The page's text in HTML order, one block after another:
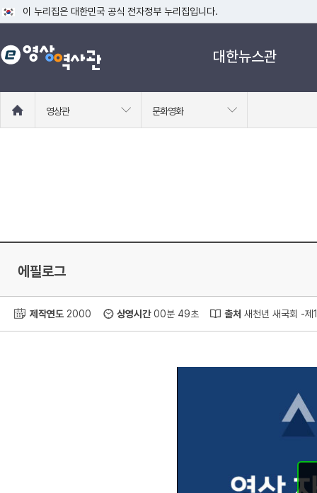
이 누리집은 대한민국 공식 전자정부 누리집입니다.
공식 누리집 주소 확인하기
go.kr 주소를 사용하는 누리집은 대한민국 정부기관이 관리하는 누리집입니
대한뉴스관
로
영상관 문화영화
에필로그
제작연도 2000 상영시간00분 49초 출처 새천년 새국회 -제